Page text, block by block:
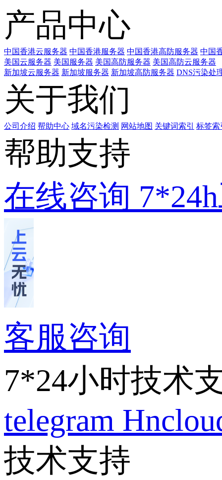
产品中心
中国香港云服务器 中国香港服务器 中国香港高防服务器 中国
美国云服务器 美国服务器 美国高防服务器 美国高防云服务器
新加坡云服务器 新加坡服务器 新加坡高防服务器 DNS污染处
关于我们
公司介绍 帮助中心 域名污染检测 网站地图 关键词索引 标签索
帮助支持
在线咨询
客服咨询
7*24小时技术
telegram
技术支持